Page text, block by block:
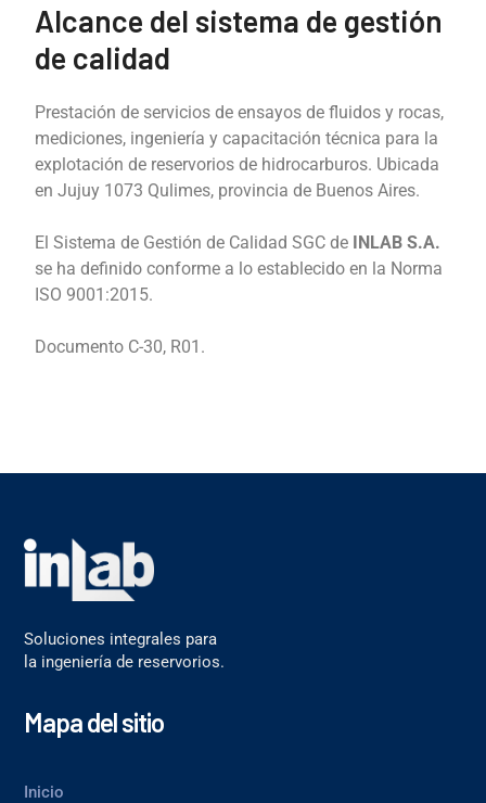
Alcance del sistema de gestión
de calidad
Prestación de servicios de ensayos de fluidos y rocas,
mediciones, ingeniería y capacitación técnica para la
explotación de reservorios de hidrocarburos. Ubicada
en Jujuy 1073 Qulimes, provincia de Buenos Aires.
El Sistema de Gestión de Calidad SGC de INLAB S.A.
se ha definido conforme a lo establecido en la Norma
ISO 9001:2015.
Documento C-30, R01.
Soluciones integrales para
la ingeniería de reservorios.
Mapa del sitio
Inicio